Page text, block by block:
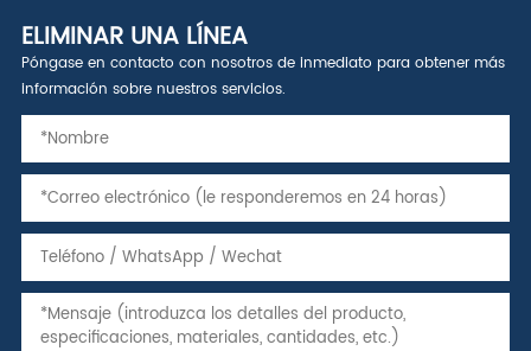
ELIMINAR UNA LÍNEA
Póngase en contacto con nosotros de inmediato para obtener más
información sobre nuestros servicios.